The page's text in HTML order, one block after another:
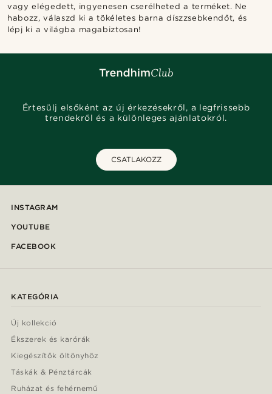
vagy elégedett, ingyenesen cserélheted a terméket. Ne
habozz, válaszd ki a tökéletes barna díszzsebkendőt, és
lépj ki a világba magabiztosan!
Értesülj elsőként az új érkezésekről, a legfrissebb
trendekről és a különleges ajánlatokról.
CSATLAKOZZ
INSTAGRAM
YOUTUBE
FACEBOOK
KATEGÓRIA
Új kollekció
Ékszerek és karórák
Kiegészítők öltönyhöz
Táskák & Pénztárcák
Ruházat és fehérnemű